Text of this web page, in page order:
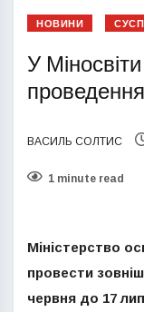
НОВИНИ
У
ВАСИЛЬ СОЛТИС
1 minute read
Міністерство
провести
червня до 17